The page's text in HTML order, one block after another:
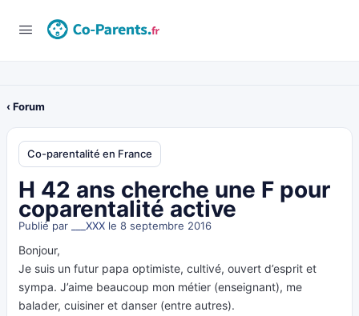
‹ Forum
Co-parentalité en France
H 42 ans cherche une F pour
coparentalité active
Publié par ___XXX le 8 septembre 2016
Bonjour,
Je suis un futur papa optimiste, cultivé, ouvert d’esprit et
sympa. J’aime beaucoup mon métier (enseignant), me
balader, cuisiner et danser (entre autres).